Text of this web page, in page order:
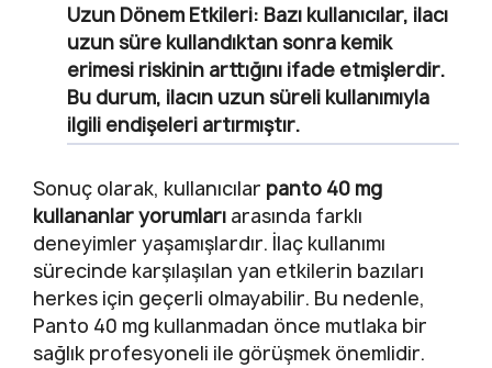
Uzun Dönem Etkileri: Bazı kullanıcılar, ilacı
uzun süre kullandıktan sonra kemik
erimesi riskinin arttığını ifade etmişlerdir.
Bu durum, ilacın uzun süreli kullanımıyla
ilgili endişeleri artırmıştır.
Sonuç olarak, kullanıcılar panto 40 mg
kullananlar yorumları arasında farklı
deneyimler yaşamışlardır. İlaç kullanımı
sürecinde karşılaşılan yan etkilerin bazıları
herkes için geçerli olmayabilir. Bu nedenle,
Panto 40 mg kullanmadan önce mutlaka bir
sağlık profesyoneli ile görüşmek önemlidir.